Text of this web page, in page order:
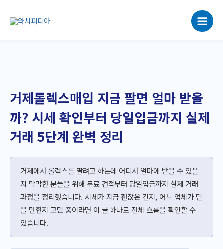
로
거제롤렉스매입 지금 팔면 얼마 받을
까? 시세 확인부터 당일입금까지 실제
거래 5단계 완벽 정리
거제에서 롤렉스를 팔려고 하는데 어디서 얼마에 받을 수 있을
지 막막한 분들을 위해 무료 견적부터 당일입금까지 실제 거래
과정을 정리했습니다. 시세가 지금 괜찮은 건지, 어느 업체가 믿
을 만한지 고민 중이라면 이 글 하나로 전체 흐름을 확인할 수
있습니다.